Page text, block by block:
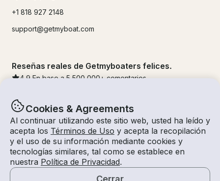
Cookies & Agreements
Al continuar utilizando este sitio web, usted ha leído y
acepta los Términos de Uso y acepta la recopilación
y el uso de su información mediante cookies y
tecnologías similares, tal como se establece en
nuestra Política de Privacidad.
Cerrar
+1 818 927 2148
support@getmyboat.com
Reseñas reales de Getmyboaters felices.
4.9 En base a 5 500,000 + comentarios